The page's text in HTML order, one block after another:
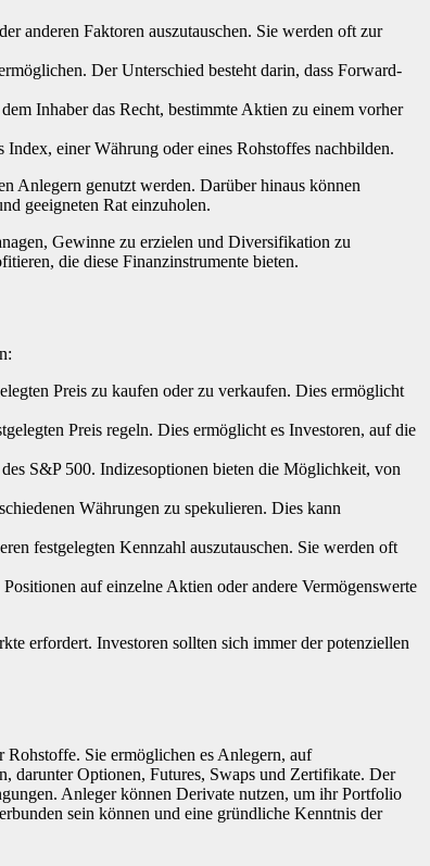
anderen Faktoren auszutauschen. Sie werden oft zur
Der Unterschied besteht darin, dass Forward-
Inhaber das Recht, bestimmte Aktien zu einem vorher
einer Währung oder eines Rohstoffes nachbilden.
Anlegern genutzt werden. Darüber hinaus können
geeigneten Rat einzuholen.
Gewinne zu erzielen und Diversifikation zu
die diese Finanzinstrumente bieten.
Preis zu kaufen oder zu verkaufen. Dies ermöglicht
Preis regeln. Dies ermöglicht es Investoren, auf die
S&P 500. Indizesoptionen bieten die Möglichkeit, von
Währungen zu spekulieren. Dies kann
festgelegten Kennzahl auszutauschen. Sie werden oft
auf einzelne Aktien oder andere Vermögenswerte
erfordert. Investoren sollten sich immer der potenziellen
Sie ermöglichen es Anlegern, auf
darunter Optionen, Futures, Swaps und Zertifikate. Der
Anleger können Derivate nutzen, um ihr Portfolio
sein können und eine gründliche Kenntnis der